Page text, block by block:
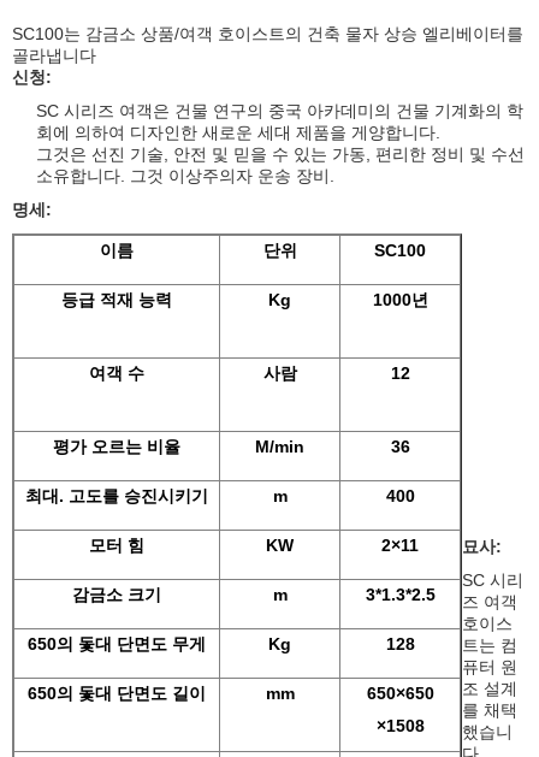
SC100는 감금소 상품/여객 호이스트의 건축 물자 상승 엘리베이터를
골라냅니다
신청:
SC 시리즈 여객은 건물 연구의 중국 아카데미의 건물 기계화의 학
회에 의하여 디자인한 새로운 세대 제품을 게양합니다.
그것은 선진 기술, 안전 및 믿을 수 있는 가동, 편리한 정비 및 수선
소유합니다. 그것 이상주의자 운송 장비.
명세:
이름 단위 SC100
등급 적재 능력 Kg 1000년
여객 수 사람 12
평가 오르는 비율 M/min 36
최대. 고도를 승진시키기 m 400
모터 힘 KW 2×11
감금소 크기 m 3*1.3*2.5
650의 돛대 단면도 무게 Kg 128
650의 돛대 단면도 길이 mm
650×650
×1508
묘사:
SC 시리
즈 여객
호이스
트는 컴
퓨터 원
조 설계
를 채택
했습니